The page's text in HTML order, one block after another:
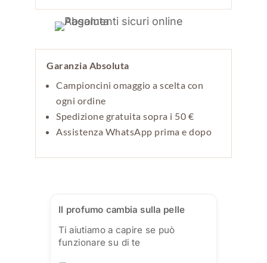
Garanzia Absoluta
Campioncini omaggio a scelta con
ogni ordine
Spedizione gratuita sopra i 50 €
Assistenza WhatsApp prima e dopo
Il profumo cambia sulla pelle
Ti aiutiamo a capire se può
funzionare su di te